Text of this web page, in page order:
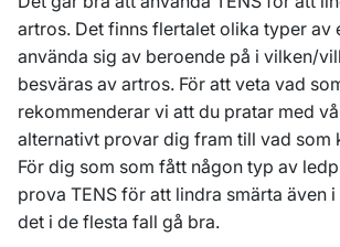
artros. Det finns flertalet olika typer av
använda sig av beroende på i vilken/
besväras av artros. För att veta vad
rekommenderar vi att du pratar med
alternativt provar dig fram till vad som
För dig som som fått någon typ av
prova TENS för att lindra smärta även
det i de flesta fall gå bra.